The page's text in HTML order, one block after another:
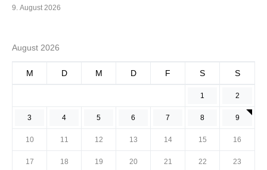
9. August 2026
August 2026
M D M D F S S
1 2
3 4 5 6 7 8 9
10 11 12 13 14 15 16
17 18 19 20 21 22 23